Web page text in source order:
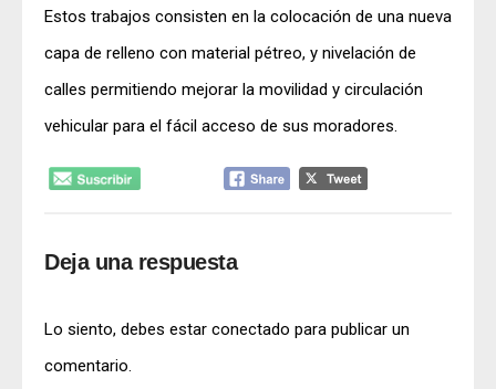
Estos trabajos consisten en la colocación de una nueva
capa de relleno con material pétreo, y nivelación de
calles permitiendo mejorar la movilidad y circulación
vehicular para el fácil acceso de sus moradores.
Deja una respuesta
Lo siento, debes estar conectado para publicar un
comentario.